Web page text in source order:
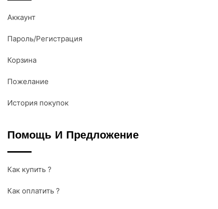
Аккаунт
Пароль/Регистрация
Корзина
Пожелание
История покупок
Помощь И Предложение
Как купить ?
Как оплатить ?